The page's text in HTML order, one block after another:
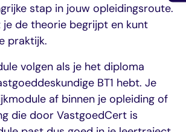
stap in jouw opleidingsroute.
je de theorie begrijpt en kunt
praktijk.
volgen als je het diploma
BT1 hebt. Je
af binnen je opleiding of
die door VastgoedCert is